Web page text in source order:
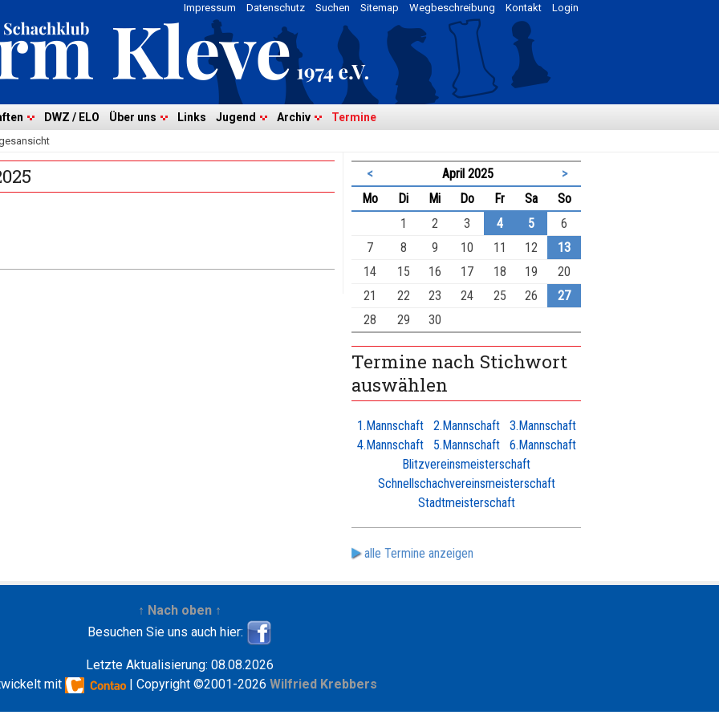
Login
Kontakt
Wegbeschreibung
Sitemap
Suchen
Datenschutz
Impressum
DWZ / ELO Über uns Links Jugend Archiv Termine
< April 2025
>
Montag Dienstag
Mittwoch
Donnerstag
FreitagSamstag
Sonntag
1
2 3 4 5
6
7
8 9 10 11 12
13
14
15 16 17 18 19
20
21
22 23 24 25 26
27
28
29 30
Termine nach Stichwort
auswählen
1.Mannschaft 2.Mannschaft
3.Mannschaft
4.Mannschaft
5.Mannschaft
6.Mannschaft
Blitzvereinsmeisterschaft
Schnellschachvereinsmeisterschaft
Stadtmeisterschaft
alle Termine anzeigen
↑ Nach oben ↑
Besuchen Sie uns auch hier:
Letzte Aktualisierung: 08.08.2026
mit
| Copyright ©2001-2026 Wilfried Krebbers